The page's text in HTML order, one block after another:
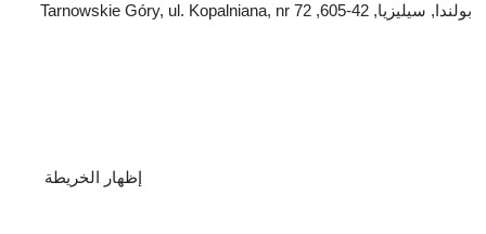
بولندا, سيليزيا, 42-605, Tarnowskie Góry, ul. Kopalniana, nr 72
إظهار الخريطة